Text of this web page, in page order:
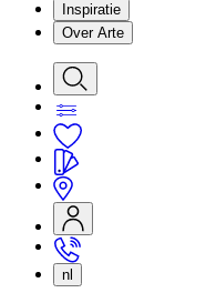
Inspiratie
Over Arte
nl